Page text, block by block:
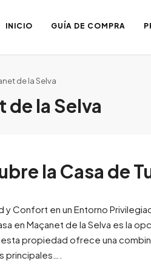
INICIO GUÍA DE COMPRA
de la Selva
de la Selva
la Casa de
y Confort en un Entorno
en Maçanet de la Selva es la
propiedad ofrece una
principales….